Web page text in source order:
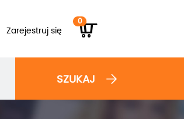
Zarejestruj się
0
SZUKAJ